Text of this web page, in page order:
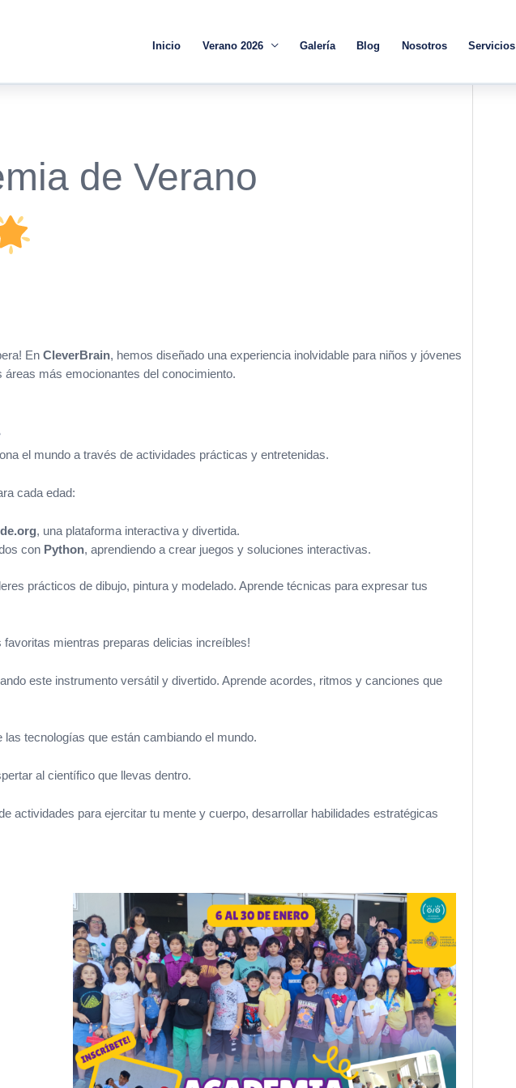
Inicio Verano 2026 Galería Blog Nosotros Servicios
de Verano
En CleverBrain, hemos diseñado una experiencia inolvidable para niños y jóvenes
más emocionantes del conocimiento.
el mundo a través de actividades prácticas y entretenidas.
cada edad:
, una plataforma interactiva y divertida.
con Python, aprendiendo a crear juegos y soluciones interactivas.
prácticos de dibujo, pintura y modelado. Aprende técnicas para expresar tus
mientras preparas delicias increíbles!
este instrumento versátil y divertido. Aprende acordes, ritmos y canciones que
tecnologías que están cambiando el mundo.
al científico que llevas dentro.
actividades para ejercitar tu mente y cuerpo, desarrollar habilidades estratégicas